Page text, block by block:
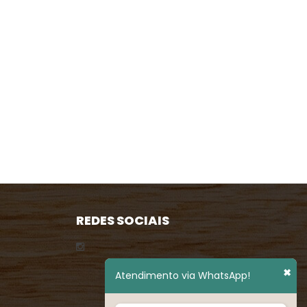
REDES SOCIAIS
Atendimento via WhatsApp! ✖